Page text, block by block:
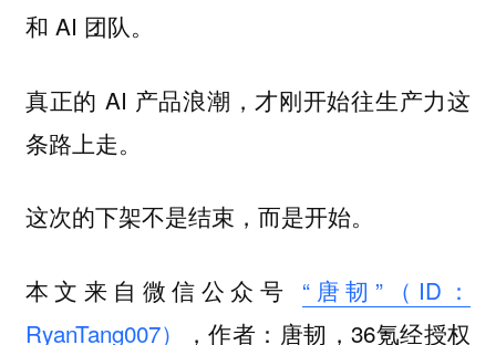
和 AI 团队。
真正的 AI 产品浪潮，才刚开始往生产力这
条路上走。
这次的下架不是结束，而是开始。
本文来自微信公众号 “唐韧”（ID：
RyanTang007）
，作者：唐韧，36氪经授权